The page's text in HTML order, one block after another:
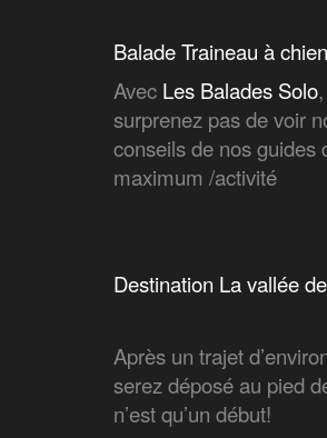
Balade Traineau à chien
Avec Les Balades Solo
surprenez pas de voir
conseils de nos guides
maximum /activité
Destination La vallée
Après un trajet
serez déposé au pied
n’est qu’un début!